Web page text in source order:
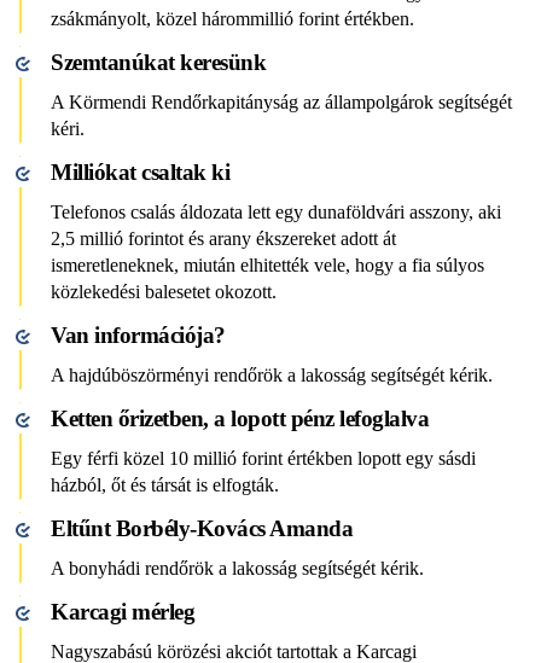
zsákmányolt, közel hárommillió forint értékben.
Szemtanúkat keresünk
A Körmendi Rendőrkapitányság az állampolgárok segítségét
kéri.
Milliókat csaltak ki
Telefonos csalás áldozata lett egy dunaföldvári asszony, aki
2,5 millió forintot és arany ékszereket adott át
ismeretleneknek, miután elhitették vele, hogy a fia súlyos
közlekedési balesetet okozott.
Van információja?
A hajdúböszörményi rendőrök a lakosság segítségét kérik.
Ketten őrizetben, a lopott pénz lefoglalva
Egy férfi közel 10 millió forint értékben lopott egy sásdi
házból, őt és társát is elfogták.
Eltűnt Borbély-Kovács Amanda
A bonyhádi rendőrök a lakosság segítségét kérik.
Karcagi mérleg
Nagyszabású körözési akciót tartottak a Karcagi